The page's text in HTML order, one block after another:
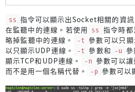
ss 指令可以顯示出Socket相關的資訊
在監聽中的連線。若使用 ss 指令時
略掉監聽中的連線。
-t 參數可以只顯
以只顯示UDP連線。
-t 參數和 -u
顯示TCP和UDP連線。
-n 參數可以
而不是用一個名稱代替。
-p 參數可以